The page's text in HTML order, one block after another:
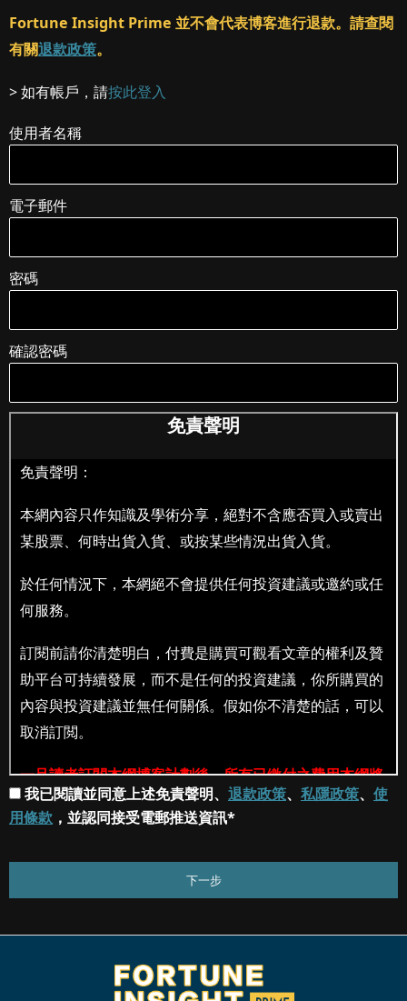
Fortune Insight Prime 並不會代表博客進行退款。請查閱
有關退款政策。
> 如有帳戶，請按此登入
使用者名稱
電子郵件
密碼
確認密碼
我已閱讀並同意上述免責聲明、 退款政策、 私隱政策、 使
用條款 ，並認同接受電郵推送資訊*